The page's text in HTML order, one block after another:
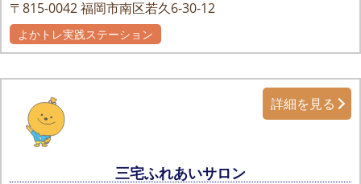
〒815-0042福岡市南区若久6-30-12
よかトレ実践ステーション
三宅ふれあいサロン
詳細を見る